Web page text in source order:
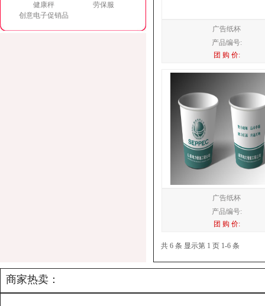
健康秤
劳保服
创意电子促销品
广告纸杯
产品编号:
团 购 价:
广告纸杯
产品编号:
团 购 价:
共 6 条 显示第 1 页 1-6 条
商家热卖：